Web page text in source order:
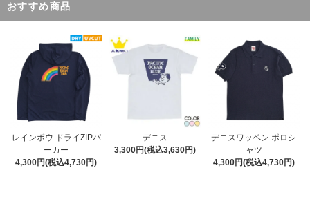
おすすめ商品
レインボウ ドライZIPパ
ーカー
4,300円(税込4,730円)
デニス
3,300円(税込3,630円)
デニスワッペン ポロシ
ャツ
4,300円(税込4,730円)